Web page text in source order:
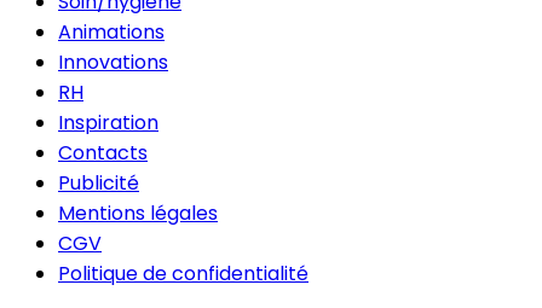
Animations
Innovations
RH
Inspiration
Contacts
Publicité
Mentions légales
CGV
Politique de confidentialité